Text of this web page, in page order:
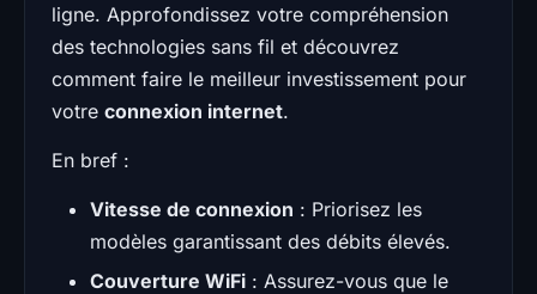
ligne. Approfondissez votre compréhension
des technologies sans fil et découvrez
comment faire le meilleur investissement pour
votre connexion internet.
En bref :
Vitesse de connexion : Priorisez les
modèles garantissant des débits élevés.
Couverture WiFi : Assurez-vous que le